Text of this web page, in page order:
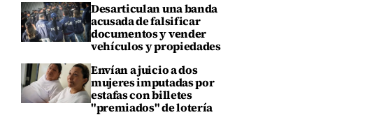
Desarticulan una banda
acusada de falsificar
documentos y vender
vehículos y propiedades
Envían a juicio a dos
mujeres imputadas por
estafas con billetes
"premiados" de lotería